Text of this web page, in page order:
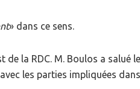
» dans ce sens.
la RDC. M. Boulos a salué
les parties impliquées